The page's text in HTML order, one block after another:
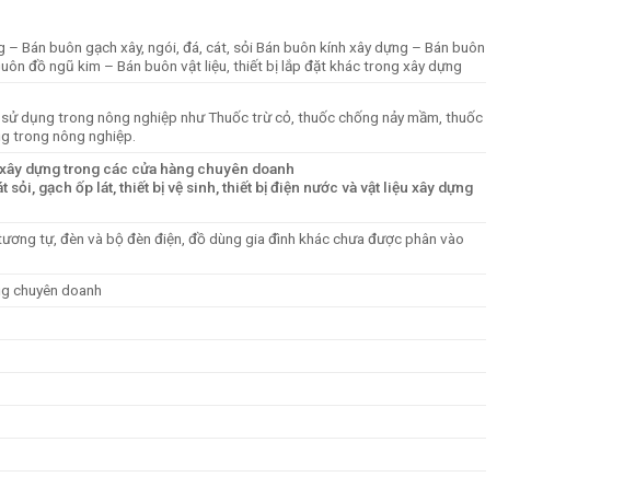
Bán buôn gạch xây, ngói, đá, cát, sỏi Bán buôn kính xây dựng – Bán buôn
đồ ngũ kim – Bán buôn vật liệu, thiết bị lắp đặt khác trong xây dựng
dụng trong nông nghiệp như Thuốc trừ cỏ, thuốc chống nảy mầm, thuốc
trong nông nghiệp.
dựng trong các cửa hàng chuyên doanh
sỏi, gạch ốp lát, thiết bị vệ sinh, thiết bị điện nước và vật liệu xây dựng
tự, đèn và bộ đèn điện, đồ dùng gia đình khác chưa được phân vào
chuyên doanh